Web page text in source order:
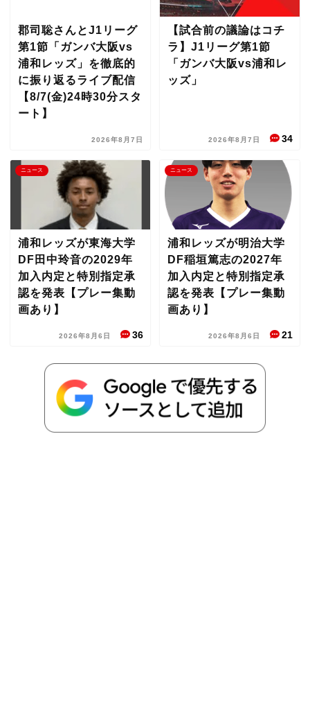
郡司聡さんとJ1リーグ
第1節「ガンバ大阪vs
浦和レッズ」を徹底的
に振り返るライブ配信
【8/7(金)24時30分スタ
ート】
2026年8月7日
【試合前の議論はコチ
ラ】J1リーグ第1節
「ガンバ大阪vs浦和レ
ッズ」
2026年8月7日 34
ニュース
浦和レッズが東海大学
DF田中玲音の2029年
加入内定と特別指定承
認を発表【プレー集動
画あり】
2026年8月6日 36
ニュース
浦和レッズが明治大学
DF稲垣篤志の2027年
加入内定と特別指定承
認を発表【プレー集動
画あり】
2026年8月6日 21